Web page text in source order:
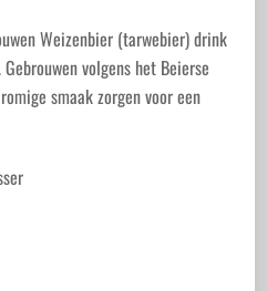
Weizenbier (tarwebier) drink
volgens het Beierse
smaak zorgen voor een